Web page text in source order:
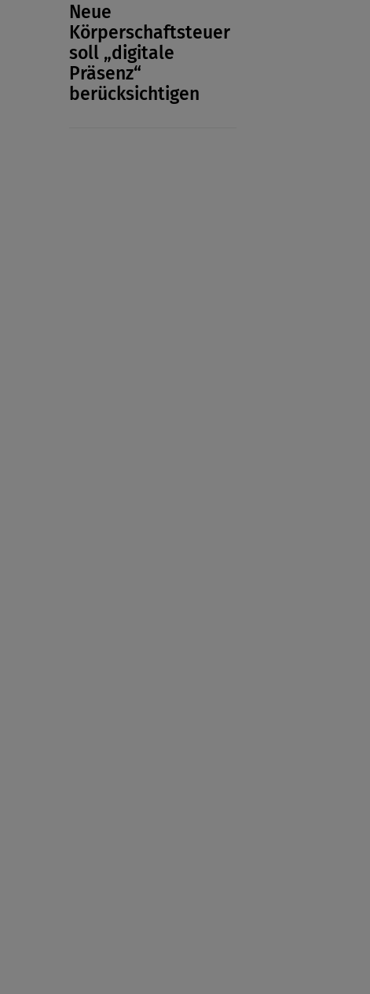
Neue
Körperschaftsteuer
soll „digitale
Präsenz“
berücksichtigen